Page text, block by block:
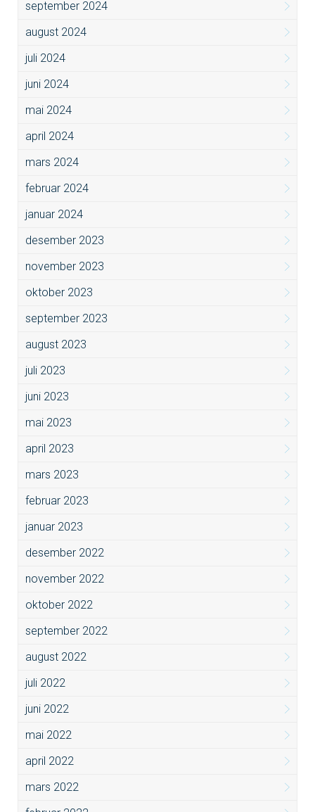
september 2024
august 2024
juli 2024
juni 2024
mai 2024
april 2024
mars 2024
februar 2024
januar 2024
desember 2023
november 2023
oktober 2023
september 2023
august 2023
juli 2023
juni 2023
mai 2023
april 2023
mars 2023
februar 2023
januar 2023
desember 2022
november 2022
oktober 2022
september 2022
august 2022
juli 2022
juni 2022
mai 2022
april 2022
mars 2022